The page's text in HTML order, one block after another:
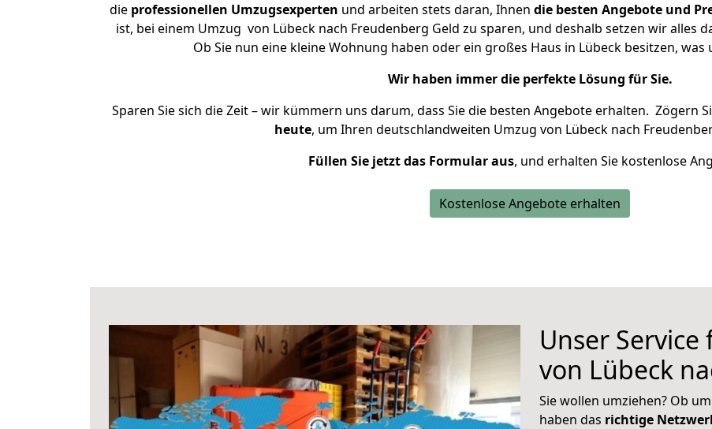
die professionellen Umzugsexperten und arbeiten stets daran, Ihnen die besten Angebote und
ist, bei einem Umzug von Lübeck nach Freudenberg Geld zu sparen, und deshalb setzen wir alles
Ob Sie nun eine kleine Wohnung haben oder ein großes Haus in Lübeck besitzen,
Wir haben immer die perfekte Lösung für Sie.
Sparen Sie sich die Zeit – wir kümmern uns darum, dass Sie die besten Angebote erhalten. Zögern
heute, um Ihren deutschlandweiten Umzug von Lübeck nach
Füllen Sie jetzt das Formular aus, und erhalten Sie kostenlose
Kostenlose Angebote erhalten
Unser
von Lübeck
Sie wollen umziehen? Ob
haben das richtige